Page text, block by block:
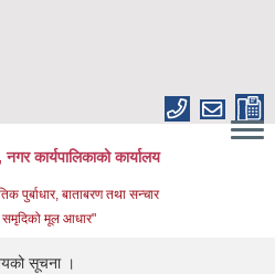
कार्यपालिकाको कार्यालय
पुर्बाधार, बाताबरण तथा सन्चार
समृदिको मूल आधार"
सूचना ।